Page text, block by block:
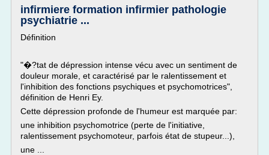
infirmiere formation infirmier pathologie
psychiatrie ...
Définition
"�?tat de dépression intense vécu avec un sentiment de
douleur morale, et caractérisé par le ralentissement et
l'inhibition des fonctions psychiques et psychomotrices",
définition de Henri Ey.
Cette dépression profonde de l'humeur est marquée par:
une inhibition psychomotrice (perte de l'initiative,
ralentissement psychomoteur, parfois état de stupeur...),
une ...